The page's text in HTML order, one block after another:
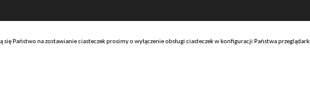
Państwo na zostawianie ciasteczek prosimy o wyłączenie obsługi ciasteczek w konfiguracji Państwa